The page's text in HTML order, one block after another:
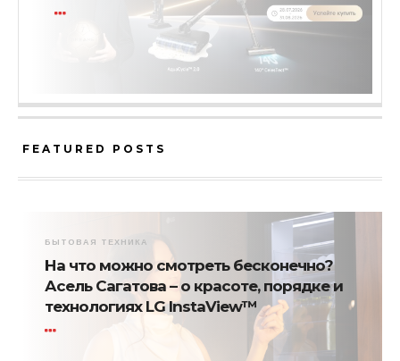
FEATURED POSTS
БЫТОВАЯ ТЕХНИКА
На что можно смотреть бесконечно?
Асель Сагатова – о красоте, порядке и
технологиях LG InstaView™